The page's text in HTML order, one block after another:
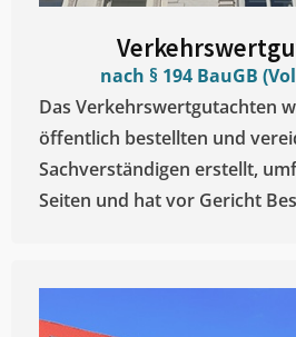
nach § 194 BauGB
Das Verkehrswertgutachten
öffentlich bestellten und
Sachverständigen erstellt,
Seiten und hat vor Gericht